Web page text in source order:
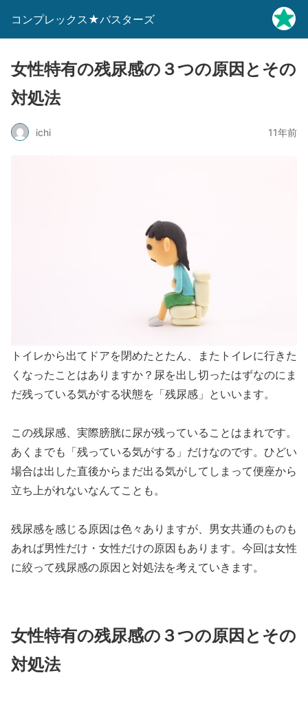
コンプレックス★バスターズ
女性特有の残尿感の３つの原因とその
対処法
ichi 11年前
トイレから出てドアを閉めたとたん、またトイレに行きた
くなったことはありますか？尿を出し切ったはずなのにま
だ残っている気がする状態を「残尿感」といいます。
この残尿感、実際膀胱に尿が残っていることはまれです。
あくまでも「残っている気がする」だけなのです。ひどい
場合は出した直後からまだ出る気がしてしまって便座から
立ち上がれないなんてことも。
残尿感を感じる原因は色々ありますが、男女共通のものも
あれば男性だけ・女性だけの原因もあります。今回は女性
に絞って残尿感の原因と対処法を考えていきます。
女性特有の残尿感の３つの原因とその
対処法